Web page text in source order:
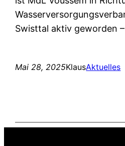
Swisttal aktiv geworden
Mai 28, 2025KlausAktuelles